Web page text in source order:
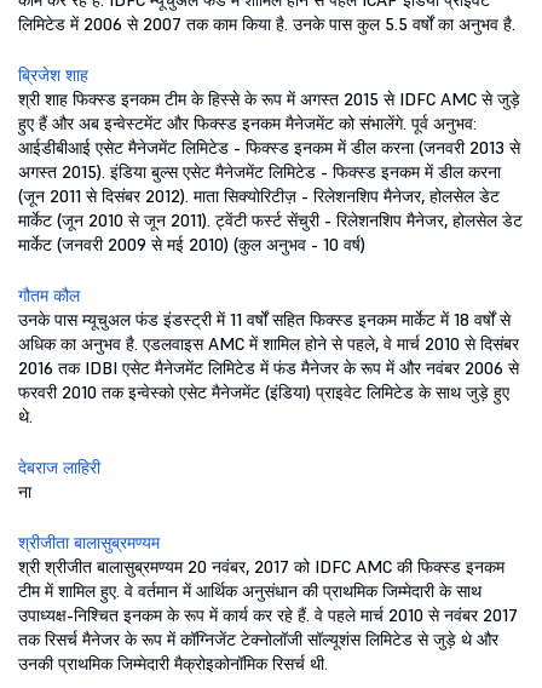
लिमिटेड में 2006 से 2007 तक काम किया है. उनके पास कुल 5.5 वर्षों का अनुभव है.
ब्रिजेश शाह
श्री शाह फिक्स्ड इनकम टीम के हिस्से के रूप में अगस्त 2015 से IDFC AMC से जुड़े
हुए हैं और अब इन्वेस्टमेंट और फिक्स्ड इनकम मैनेजमेंट को संभालेंगे. पूर्व अनुभव:
आईडीबीआई एसेट मैनेजमेंट लिमिटेड - फिक्स्ड इनकम में डील करना (जनवरी 2013 से
अगस्त 2015). इंडिया बुल्स एसेट मैनेजमेंट लिमिटेड - फिक्स्ड इनकम में डील करना
(जून 2011 से दिसंबर 2012). माता सिक्योरिटीज़ - रिलेशनशिप मैनेजर, होलसेल डेट
मार्केट (जून 2010 से जून 2011). ट्वेंटी फर्स्ट सेंचुरी - रिलेशनशिप मैनेजर, होलसेल डेट
मार्केट (जनवरी 2009 से मई 2010) (कुल अनुभव - 10 वर्ष)
गौतम कौल
उनके पास म्यूचुअल फंड इंडस्ट्री में 11 वर्षों सहित फिक्स्ड इनकम मार्केट में 18 वर्षों से
अधिक का अनुभव है. एडलवाइस AMC में शामिल होने से पहले, वे मार्च 2010 से दिसंबर
2016 तक IDBI एसेट मैनेजमेंट लिमिटेड में फंड मैनेजर के रूप में और नवंबर 2006 से
फरवरी 2010 तक इन्वेस्को एसेट मैनेजमेंट (इंडिया) प्राइवेट लिमिटेड के साथ जुड़े हुए
थे.
देबराज लाहिरी
ना
श्रीजीता बालासुब्रमण्यम
श्री श्रीजीत बालासुब्रमण्यम 20 नवंबर, 2017 को IDFC AMC की फिक्स्ड इनकम
टीम में शामिल हुए. वे वर्तमान में आर्थिक अनुसंधान की प्राथमिक जिम्मेदारी के साथ
उपाध्यक्ष-निश्चित इनकम के रूप में कार्य कर रहे हैं. वे पहले मार्च 2010 से नवंबर 2017
तक रिसर्च मैनेजर के रूप में कॉग्निजेंट टेक्नोलॉजी सॉल्यूशंस लिमिटेड से जुड़े थे और
उनकी प्राथमिक जिम्मेदारी मैक्रोइकोनॉमिक रिसर्च थी.